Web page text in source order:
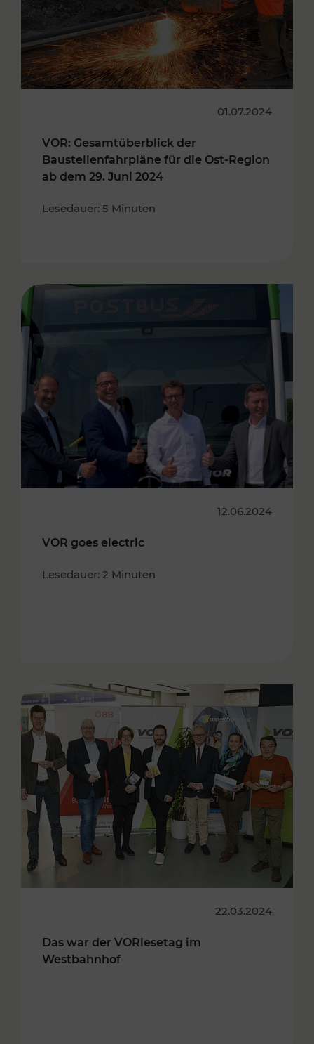
01.07.2024
VOR: Gesamtüberblick der
Baustellenfahrpläne für die Ost-Region
ab dem 29. Juni 2024
Lesedauer: 5 Minuten
12.06.2024
VOR goes electric
Lesedauer: 2 Minuten
22.03.2024
Das war der VORlesetag im
Westbahnhof